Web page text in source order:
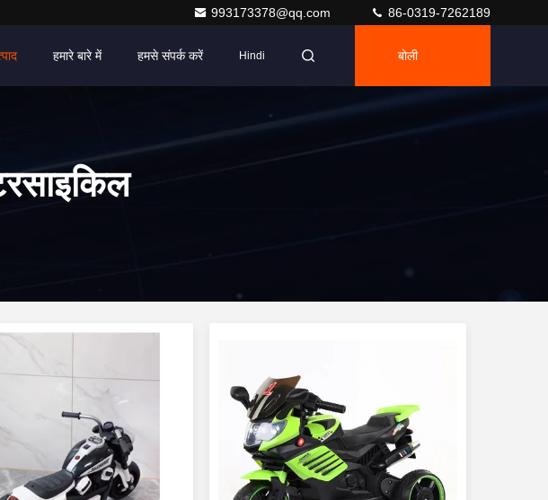
993173378@qq.com 86-0319-7262189
हमारे बारे में हमसे संपर्क करें Hindi बोली